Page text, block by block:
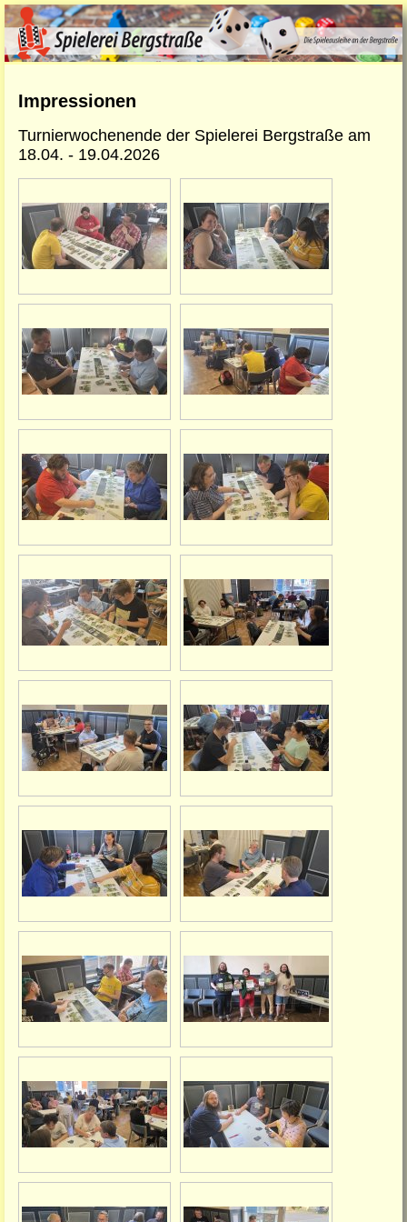
Impressionen
Turnierwochenende der Spielerei Bergstraße am
18.04. - 19.04.2026